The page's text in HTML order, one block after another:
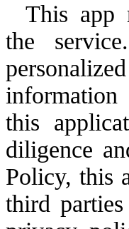
This app
the
this
diligence
Policy, this
third